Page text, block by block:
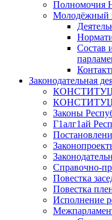
Полномочия
Молодёжный
Состав
Законодательная
Законы
Г1алг1ай
Справочно-
Повестка
Повестка
Исполнение